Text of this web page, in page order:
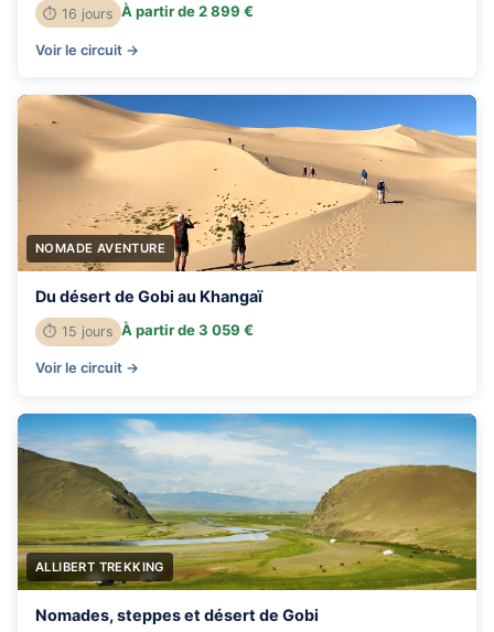
⏱ 16 jours À partir de 2 899 €
Voir le circuit →
NOMADE AVENTURE
Du désert de Gobi au Khangaï
⏱ 15 jours À partir de 3 059 €
Voir le circuit →
ALLIBERT TREKKING
Nomades, steppes et désert de Gobi